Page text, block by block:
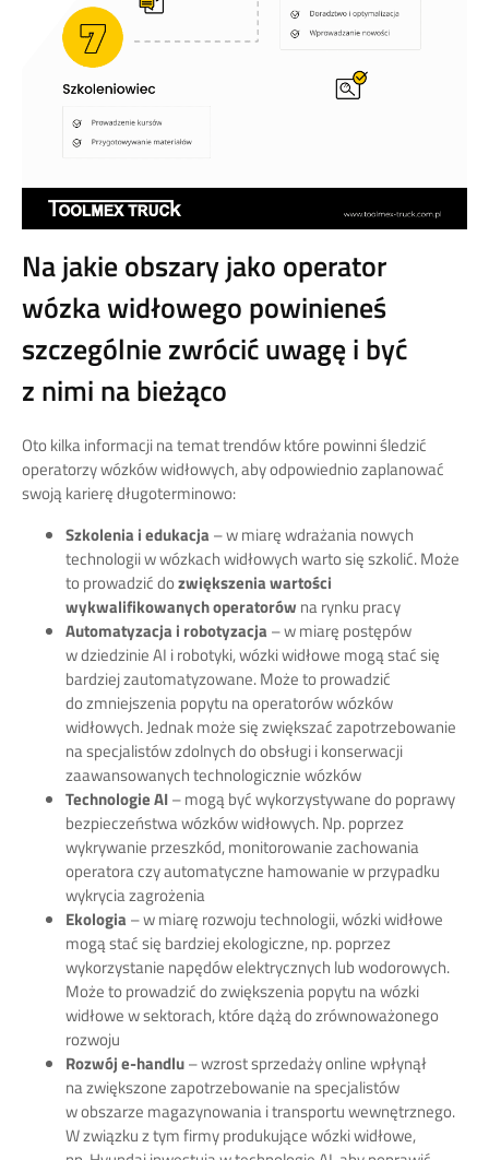
Na jakie obszary jako operator
wózka widłowego powinieneś
szczególnie zwrócić uwagę i być
z nimi na bieżąco
Oto kilka informacji na temat trendów które powinni śledzić
operatorzy wózków widłowych, aby odpowiednio zaplanować
swoją karierę długoterminowo:
Szkolenia i edukacja – w miarę wdrażania nowych
technologii w wózkach widłowych warto się szkolić. Może
to prowadzić dozwiększenia wartości
wykwalifikowanych operatorów na rynku pracy
Automatyzacja i robotyzacja – w miarę postępów
w dziedzinie AI i robotyki, wózki widłowe mogą stać się
bardziej zautomatyzowane. Może to prowadzić
do zmniejszenia popytu na operatorów wózków
widłowych. Jednak może się zwiększać zapotrzebowanie
na specjalistów zdolnych do obsługi i konserwacji
zaawansowanych technologicznie wózków
Technologie AI– mogą być wykorzystywane do poprawy
bezpieczeństwa wózków widłowych. Np. poprzez
wykrywanie przeszkód, monitorowanie zachowania
operatora czy automatyczne hamowanie w przypadku
wykrycia zagrożenia
Ekologia – w miarę rozwoju technologii, wózki widłowe
mogą stać się bardziej ekologiczne, np. poprzez
wykorzystanie napędów elektrycznych lub wodorowych.
Może to prowadzić do zwiększenia popytu na wózki
widłowe w sektorach, które dążą do zrównoważonego
rozwoju
Rozwój e-handlu– wzrost sprzedaży online wpłynął
na zwiększone zapotrzebowanie na specjalistów
w obszarze magazynowania i transportu wewnętrznego.
W związku z tym firmy produkujące wózki widłowe,